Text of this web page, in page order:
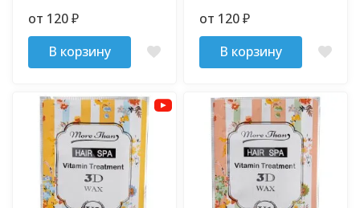
от 120₽
В корзину
от 120₽
В корзину